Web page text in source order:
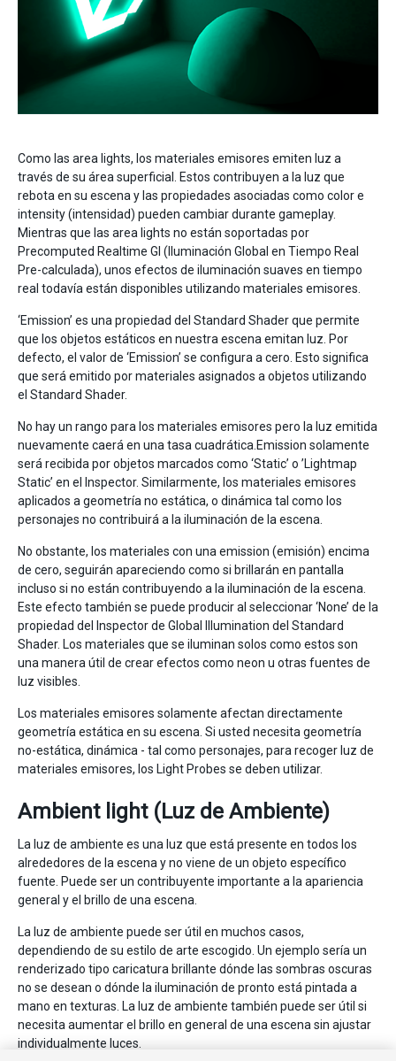
Como las area lights, los materiales emisores emiten luz a
través de su área superficial. Estos contribuyen a la luz que
rebota en su escena y las propiedades asociadas como color e
intensity (intensidad) pueden cambiar durante gameplay.
Mientras que las area lights no están soportadas por
Precomputed Realtime GI (Iluminación Global en Tiempo Real
Pre-calculada), unos efectos de iluminación suaves en tiempo
real todavía están disponibles utilizando materiales emisores.
‘Emission’ es una propiedad del Standard Shader que permite
que los objetos estáticos en nuestra escena emitan luz. Por
defecto, el valor de ‘Emission’ se configura a cero. Esto significa
que será emitido por materiales asignados a objetos utilizando
el Standard Shader.
No hay un rango para los materiales emisores pero la luz emitida
nuevamente caerá en una tasa cuadrática.Emission solamente
será recibida por objetos marcados como ‘Static’ o ’Lightmap
Static’ en el Inspector. Similarmente, los materiales emisores
aplicados a geometría no estática, o dinámica tal como los
personajes no contribuirá a la iluminación de la escena.
No obstante, los materiales con una emission (emisión) encima
de cero, seguirán apareciendo como si brillarán en pantalla
incluso si no están contribuyendo a la iluminación de la escena.
Este efecto también se puede producir al seleccionar ‘None’ de la
propiedad del Inspector de Global Illumination del Standard
Shader. Los materiales que se iluminan solos como estos son
una manera útil de crear efectos como neon u otras fuentes de
luz visibles.
Los materiales emisores solamente afectan directamente
geometría estática en su escena. Si usted necesita geometría
no-estática, dinámica - tal como personajes, para recoger luz de
materiales emisores, los Light Probes se deben utilizar.
Ambient light (Luz de Ambiente)
La luz de ambiente es una luz que está presente en todos los
alrededores de la escena y no viene de un objeto específico
fuente. Puede ser un contribuyente importante a la apariencia
general y el brillo de una escena.
La luz de ambiente puede ser útil en muchos casos,
dependiendo de su estilo de arte escogido. Un ejemplo sería un
renderizado tipo caricatura brillante dónde las sombras oscuras
no se desean o dónde la iluminación de pronto está pintada a
mano en texturas. La luz de ambiente también puede ser útil si
necesita aumentar el brillo en general de una escena sin ajustar
individualmente luces.